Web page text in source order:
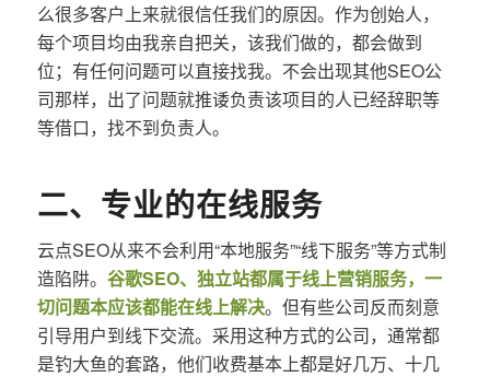
么很多客户上来就很信任我们的原因。作为创始人，
每个项目均由我亲自把关，该我们做的，都会做到
位；有任何问题可以直接找我。不会出现其他SEO公
司那样，出了问题就推诿负责该项目的人已经辞职等
等借口，找不到负责人。
二、专业的在线服务
云点SEO从来不会利用“本地服务”“线下服务”等方式制
造陷阱。 谷歌SEO、独立站都属于线上营销服务，一
切问题本应该都能在线上解决。但有些公司反而刻意
引导用户到线下交流。采用这种方式的公司，通常都
是钓大鱼的套路，他们收费基本上都是好几万、十几